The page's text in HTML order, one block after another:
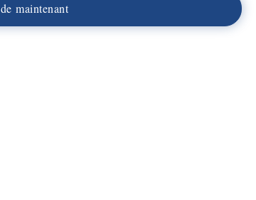
de maintenant